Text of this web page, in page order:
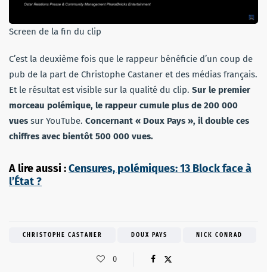
Screen de la fin du clip
C’est la deuxième fois que le rappeur bénéficie d’un coup de
pub de la part de Christophe Castaner et des médias français.
Et le résultat est visible sur la qualité du clip. Sur le premier
morceau polémique, le rappeur cumule plus de 200 000
vues sur YouTube. Concernant « Doux Pays », il double ces
chiffres avec bientôt 500 000 vues.
A lire aussi :Censures, polémiques: 13 Block face à
l’État ?
CHRISTOPHE CASTANER DOUX PAYS NICK CONRAD
0